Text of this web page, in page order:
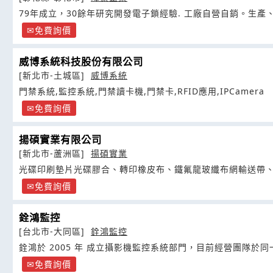
79年成立，30餘年研究開發電子鎖經驗. 工廠自營自銷。生產、
免費詢價
威博系統科技股份有限公司
[新北市-土城區]
威博系統
門禁系統,監控系統,門禁讀卡機,門禁卡,RFID應用,IPCamera
免費詢價
揚碩實業有限公司
[新北市-蘆洲區]
揚碩實業
光碟印刷墊片光碟膠合、轉印橡皮布、鐵氟龍玻纖布網輸送帶
免費詢價
銓鴻監控
[台北市-大同區]
銓鴻監控
銓鴻於 2005 年 成立攝影機監控系統部門，目前經營團隊於同
免費詢價